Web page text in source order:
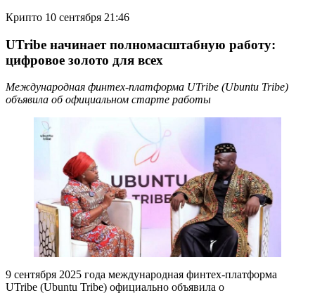
Крипто 10 сентября 21:46
UTribe начинает полномасштабную работу:
цифровое золото для всех
Международная финтех-платформа UTribe (Ubuntu Tribe)
объявила об официальном старте работы
9 сентября 2025 года международная финтех-платформа
UTribe (Ubuntu Tribe) официально объявила о